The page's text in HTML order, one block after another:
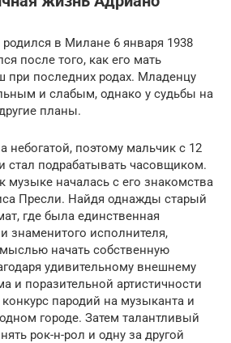
в Милане 6 января 1938
после того, как его мать
при последних родах. Младенцу
и слабым, однако у судьбы на
планы.
поэтому мальчик с 12
стал подрабатывать часовщиком.
музыке началась с его знакомства
Пресли. Найдя однажды старый
где была единственная
знаменитого исполнителя,
начать собственную
удивительному внешнему
и поразительной артистичности
пародий на музыканта и
городе. Затем талантливый
рок-н-рол и одну за другой